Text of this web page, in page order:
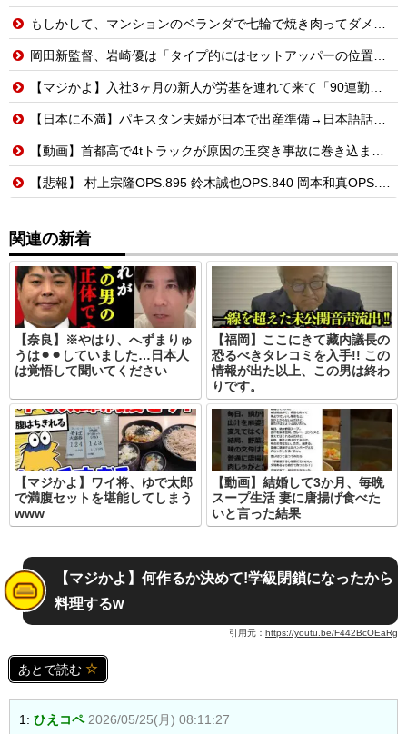
もしかして、マンションのベランダで七輪で焼き肉ってダメなの？????
岡田新監督、岩崎優は「タイプ的にはセットアッパーの位置が一番合うてる」←おーん
【マジかよ】入社3ヶ月の新人が労基を連れて来て「90連勤させられました」「労働基準法違反です」→俺「彼は30連休中ですが?」
【日本に不満】パキスタン夫婦が日本で出産準備→日本語話せないため病院に断られる
【動画】首都高で4tトラックが原因の玉突き事故に巻き込まれた軽バンの車載。
【悲報】 村上宗隆OPS.895 鈴木誠也OPS.840 岡本和真OPS.742 吉田正尚OPS.740←これ
関連の新着
【奈良】※やはり、へずまりゅ
うは⚫︎⚫︎していました…日本人
は覚悟して聞いてください
【福岡】ここにきて藏内議長の
恐るべきタレコミを入手!! この
情報が出た以上、この男は終わ
りです。
【マジかよ】ワイ将、ゆで太郎
で満腹セットを堪能してしまう
www
【動画】結婚して3か月、毎晩
スープ生活 妻に唐揚げ食べた
いと言った結果
【マジかよ】何作るか決めて!学級閉鎖になったから
料理するw
引用元： https://youtu.be/F442BcOEaRg
あとで読む
1: ひえコペ 2026/05/25(月) 08:11:27